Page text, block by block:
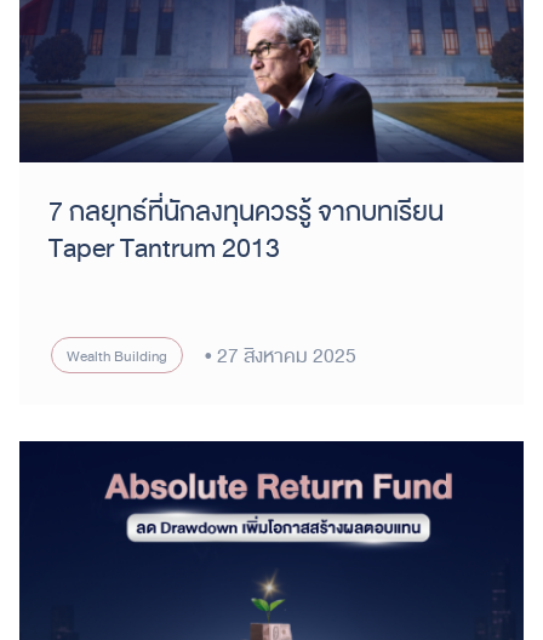
7 กลยุทธ์ที่นักลงทุนควรรู้ จากบทเรียน
Taper Tantrum 2013
Wealth Building 27 สิงหาคม 2025